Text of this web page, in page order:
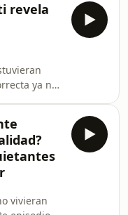
y la
alguien
este
Ferrero
cumbr
revela
ya no
ella
de los
que
en
que
otras
vivieran